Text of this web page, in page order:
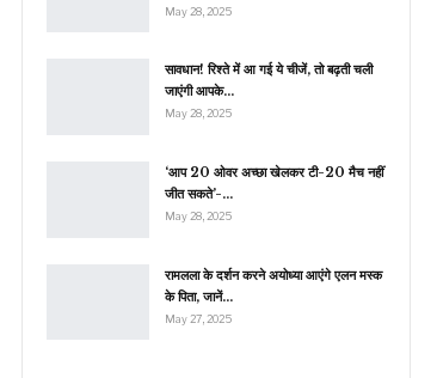
May 28, 2025
सावधान! रिश्ते में आ गई ये चीजें, तो बढ़ती चली
जाएंगी आपके…
May 28, 2025
‘आप 20 ओवर अच्छा खेलकर टी-20 मैच नहीं
जीत सकते’-…
May 28, 2025
रामलला के दर्शन करने अयोध्या आएंगे एलन मस्क
के पिता, जानें…
May 27, 2025